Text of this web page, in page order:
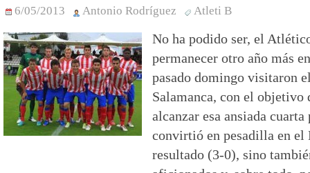
6/05/2013 Antonio Rodríguez Atleti B
No ha podido ser, el
permanecer otro año más
pasado domingo visitaron
Salamanca, con el objetivo
alcanzar esa ansiada
convirtió en pesadilla en
resultado (3-0), sino